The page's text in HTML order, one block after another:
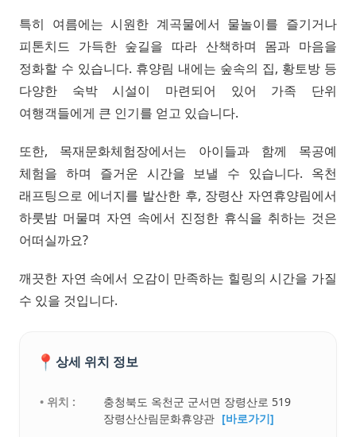
특히 여름에는 시원한 계곡물에서 물놀이를 즐기거나
피톤치드 가득한 숲길을 따라 산책하며 몸과 마음을
정화할 수 있습니다. 휴양림 내에는 숲속의 집, 황토방 등
다양한 숙박 시설이 마련되어 있어 가족 단위
여행객들에게 큰 인기를 얻고 있습니다.
또한, 목재문화체험장에서는 아이들과 함께 목공예
체험을 하며 즐거운 시간을 보낼 수 있습니다. 옥천
래프팅으로 에너지를 발산한 후, 장령산 자연휴양림에서
하룻밤 머물며 자연 속에서 진정한 휴식을 취하는 것은
어떠실까요?
깨끗한 자연 속에서 오감이 만족하는 힐링의 시간을 가질
수 있을 것입니다.
📍 상세 위치 정보
• 위치 :
충청북도 옥천군 군서면 장령산로 519
장령산산림문화휴양관 [바로가기]